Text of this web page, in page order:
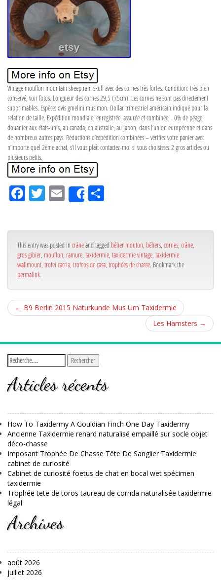
Vintage mouflon mountain sheep ram skull avec des cornes très fortes. Condition: très bien
conservé, voir fotos. Longueur des cornes 29,5 (75cm). Les cornes ne sont pas directement
supprimables. Espèce: ovis gmelini musimon. Dollar trimestriel américain indiqué pour la
relation de taille. Expédition mondiale, enregistrée, assurée et combinée, . 0% de péage
douanier aux états-unis, au canada, en australie, au japon, dans l’union européenne et dans
de nombreux autres pays. Réductions d’expédition combinées – vérifiez votre panier avec
n’importe quel 2ème achat, s’il vous plaît contactez-moi si vous choisissez 2 gros articles ou
plusieurs petits.
Fa
ce
ok
Tw
itt
Em
ail
Share
r
This entry was posted in crâneand tagged bélier mouton béliers cornes crâne
gros gibier mouflon ramure taxidermie taxidermie vintage taxidermie
wallmount trofei caccia trofeos de casa trophées de chasse. Bookmark the
permalink.
← B9 Berlin 2015 Naturkunde Mus Um Taxidermie
Les Hamsters →
Articles récents
How To Taxidermy A Gouldian Finch One Day Taxidermy
Ancienne Taxidermie renard naturalisé empaillé sur socle objet
déco-chasse
Imposant Trophée De Chasse Tête De Sanglier Taxidermie
cabinet de curiosité
Cabinet de curiosité foetus de chat en bocal wet spécimen
taxidermie
Trophée tete de toros taureau de corrida naturalisée taxidermie
légal
Archives
août 2026
juillet 2026